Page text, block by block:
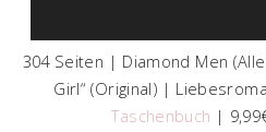
304 Seiten | Diamond Men
Girl“ (Original) |
Taschenbuch |